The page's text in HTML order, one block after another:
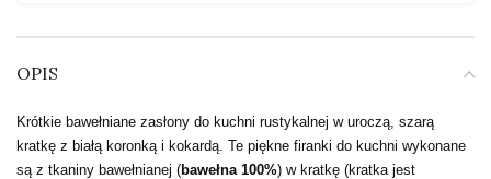
OPIS
Krótkie bawełniane zasłony do kuchni rustykalnej w uroczą, szarą
kratkę z białą koronką i kokardą. Te piękne firanki do kuchni wykonane
są z tkaniny bawełnianej (bawełna 100%) w kratkę (kratka jest